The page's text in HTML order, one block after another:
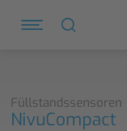
Füllstandssensoren
NivuCompact